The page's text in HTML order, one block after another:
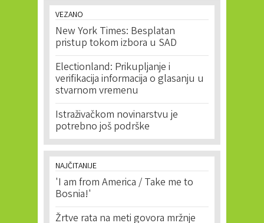
VEZANO
New York Times: Besplatan
pristup tokom izbora u SAD
Electionland: Prikupljanje i
verifikacija informacija o glasanju u
stvarnom vremenu
Istraživačkom novinarstvu je
potrebno još podrške
NAJČITANIJE
'I am from America / Take me to
Bosnia!'
Žrtve rata na meti govora mržnje